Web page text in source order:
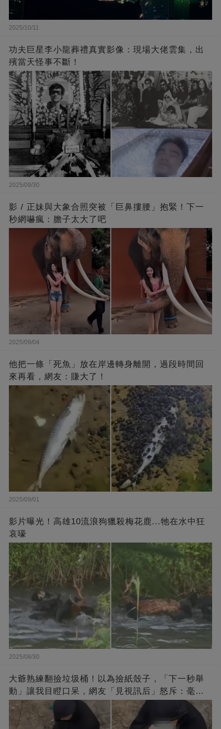
2025/10/11
功夫巨星李小龍葬禮真實影像：現場大佬雲集，出
殯當天怪事不斷！
2025/09/30
影 / 正妹與大象合照突被「巨鼻摟腰」抱緊！下一
秒網嚇瘋：膽子太大了吧
2025/09/04
他把一條「死魚」放在岸邊轉身離開，過段時間回
來再看，網友：賺大了！
2025/09/01
影片曝光！高雄10流浪狗獵殺梅花鹿...牠在水中狂
哀嚎
2025/08/30
大爺熟練翻撿垃圾桶！以為撿紙殼子，「下一秒舉
動」讓我目瞪口呆，網友「見視訊后」怒斥：毫無
底線